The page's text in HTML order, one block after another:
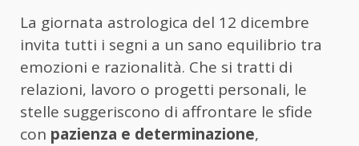
La giornata astrologica del 12 dicembre
invita tutti i segni a un sano equilibrio tra
emozioni e razionalità. Che si tratti di
relazioni, lavoro o progetti personali, le
stelle suggeriscono di affrontare le sfide
con pazienza e determinazione,